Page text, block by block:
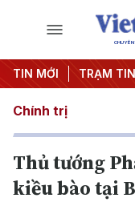
CHUYÊN
TIN MỚI TRẠM
thành hành động
Chính trị
Thủ tướng
kiều bào tại